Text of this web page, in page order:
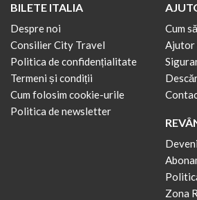
BILETE ITALIA
Despre noi
Consilier City Travel
Politica de confidențialitate
Termeni și condiții
Cum folosim cookie-urile
Politica de newsletter
Cum
Ajutor
Zona